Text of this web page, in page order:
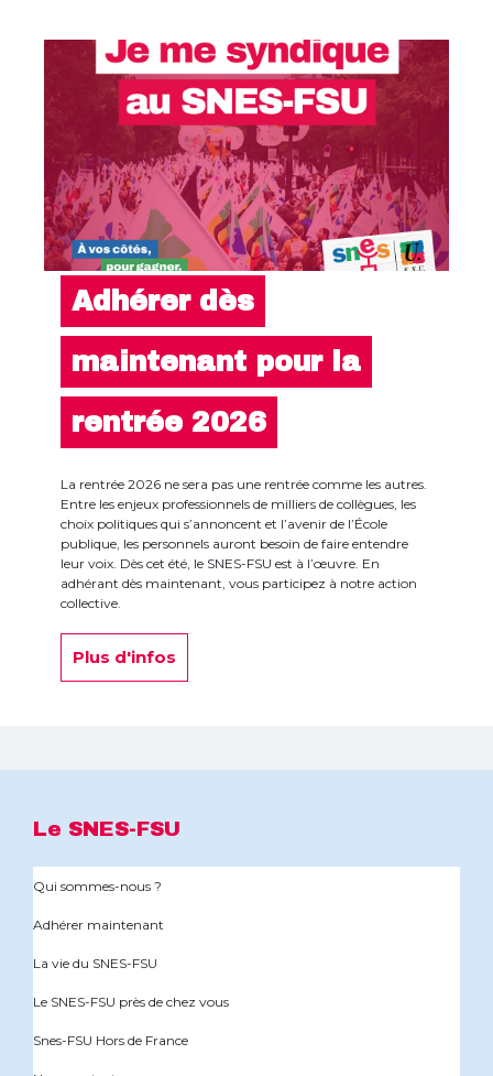
Adhérer dès
maintenant pour la
rentrée 2026
La rentrée 2026 ne sera pas une rentrée comme les autres.
Entre les enjeux professionnels de milliers de collègues, les
choix politiques qui s’annoncent et l’avenir de l’École
publique, les personnels auront besoin de faire entendre
leur voix. Dès cet été, le SNES-FSU est à l’œuvre. En
adhérant dès maintenant, vous participez à notre action
collective.
Plus d'infos
Le SNES-FSU
Qui sommes-nous ?
Adhérer maintenant
La vie du SNES-FSU
Le SNES-FSU près de chez vous
Snes-FSU Hors de France